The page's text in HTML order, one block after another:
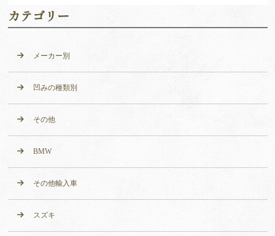
カテゴリー
メーカー別
凹みの種類別
その他
BMW
その他輸入車
スズキ